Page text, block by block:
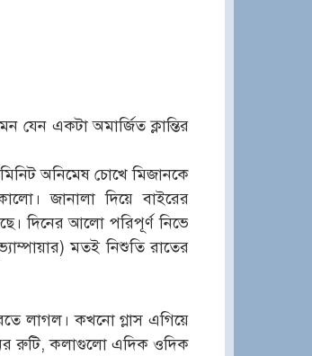
যেন একটা অমার্জিত ক্লান্তির
অনিমেষ চোখে মিজানকে
জানালা দিয়ে বাইরের
দিনের আলো পরিপূর্ণ নিভে
মতই নিশুতি রাতের
লাগল। কখনো গ্লাস এগিয়ে
রুটি, কলাগুলো এদিক ওদিক